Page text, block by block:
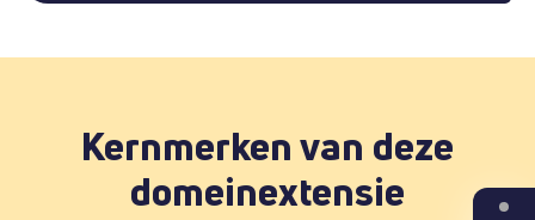
Kernmerken van deze
domeinextensie